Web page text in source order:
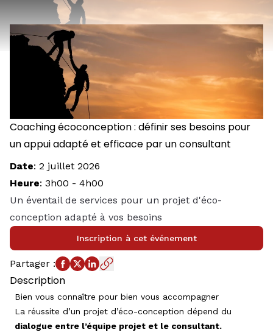
Coaching écoconception : définir ses besoins pour
un appui adapté et efficace par un consultant
Date: 2 juillet 2026
Heure: 3h00 - 4h00
Un éventail de services pour un projet d'éco-
conception adapté à vos besoins
Inscription à cet événement
Partager :
Description
Bien vous connaître pour bien vous accompagner
La réussite d’un projet d’éco-conception dépend du
dialogue entre l’équipe projet et le consultant.